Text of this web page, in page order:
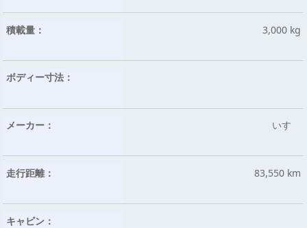
積載量： 3,000 kg
ボディー寸法：
メーカー： いすゞ
走行距離： 83,550 km
キャビン：